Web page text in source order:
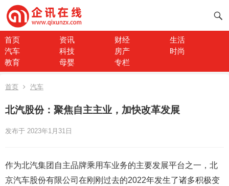
首页 资讯 财经
生活
汽车
科技 房产
时尚
教育
母婴 专栏
首页 汽车
北汽股份：聚焦自主主业，加快改革发展
发布于 2023年1月31日
作为北汽集团自主品牌乘用车业务的主要发展平台之一，北
京汽车股份有限公司在刚刚过去的2022年发生了诸多积极变